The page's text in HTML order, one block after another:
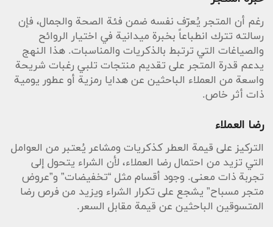
رغم أن المتجر يُعرّف نفسه ضمن فئة الصحة والجمال، فإن
رسالته تترك انطباعاً بخبرة ميدانية في اختيار الروائح
والصياغات التي ترتبط بالذكريات والمناسبات. هذا النهج
يدعم قدرة المتجر على تقديم منتجات تلبي رغبات شريحة
واسعة من العملاء الباحثين عن هدايا رمزية أو عطور يومية
ذات أثر خاص.
رضا العملاء
التركيز على قيمة العطر كذكريات ومشاعر يُعتبر من العوامل
التي تزيد من احتمال رضا العملاء، لأن الشراء يتحول إلى
تجربة ذات معنى. وجود أقسام مثل “تخفيضات” و”عروض
متجر مسباح” يشجع على تكرار الشراء ويزيد من فرص رضا
المتسوقين الباحثين عن قيمة مقابل السعر.